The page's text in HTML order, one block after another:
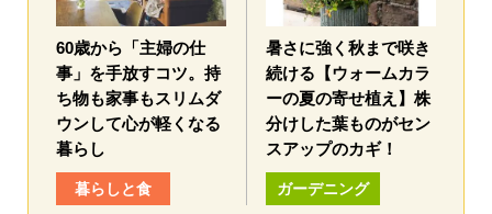
60歳から「主婦の仕
事」を手放すコツ。持
ち物も家事もスリムダ
ウンして心が軽くなる
暮らし
暮らしと食
暑さに強く秋まで咲き
続ける【ウォームカラ
ーの夏の寄せ植え】株
分けした葉ものがセン
スアップのカギ！
ガーデニング